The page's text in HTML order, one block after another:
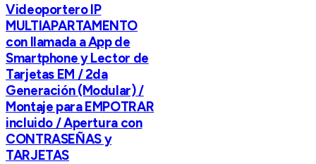
Videoportero IP
MULTIAPARTAMENTO
con llamada a App de
Smartphone y Lector de
Tarjetas EM / 2da
Generación (Modular) /
Montaje para EMPOTRAR
incluido / Apertura con
CONTRASEÑAS y
TARJETAS